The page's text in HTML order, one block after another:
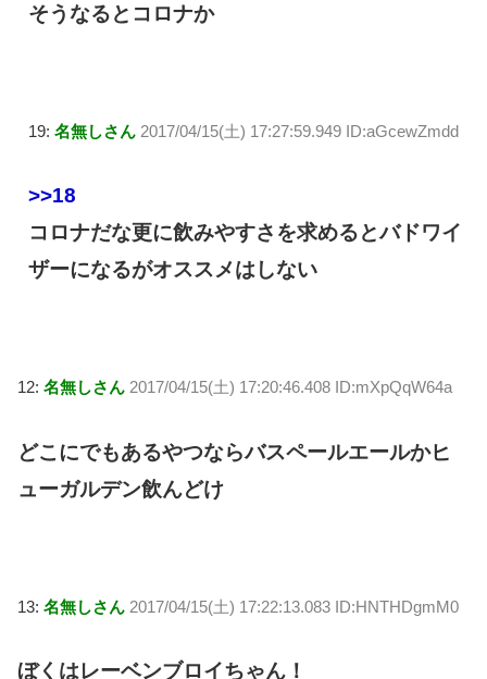
そうなるとコロナか
19: 名無しさん 2017/04/15(土) 17:27:59.949 ID:aGcewZmdd
>>18
コロナだな更に飲みやすさを求めるとバドワイ
ザーになるがオススメはしない
12: 名無しさん 2017/04/15(土) 17:20:46.408 ID:mXpQqW64a
どこにでもあるやつならバスペールエールかヒ
ューガルデン飲んどけ
13: 名無しさん 2017/04/15(土) 17:22:13.083 ID:HNTHDgmM0
ぼくはレーベンブロイちゃん！